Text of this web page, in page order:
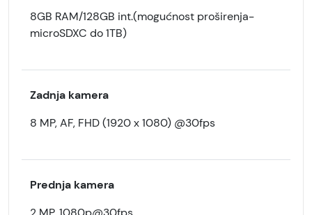
8GB RAM/128GB int.(mogućnost proširenja-
microSDXC do 1TB)
Zadnja kamera
8 MP, AF, FHD (1920 x 1080) @30fps
Prednja kamera